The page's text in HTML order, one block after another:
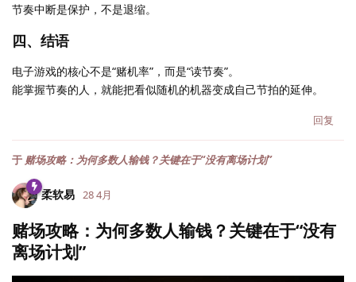
节奏中断是保护，不是退缩。
四、结语
电子游戏的核心不是“赌机率”，而是“读节奏”。
能掌握节奏的人，就能把看似随机的机器变成自己节拍的延伸。
回复
于 赌场攻略：为何多数人输钱？关键在于“没有离场计划”
柔软易 28 4月
赌场攻略：为何多数人输钱？关键在于“没有
离场计划”